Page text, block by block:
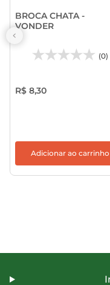
BROCA CHATA -
VONDER
(0)
R$ 8,30
Adicionar ao carrinho